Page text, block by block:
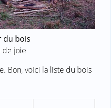
du bois
de joie
Bon, voici la liste du bois